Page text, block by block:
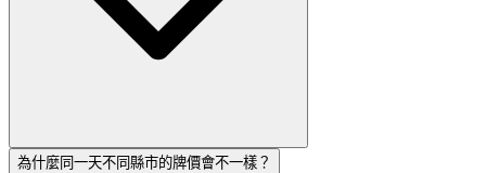
為什麼同一天不同縣市的牌價會不一樣？